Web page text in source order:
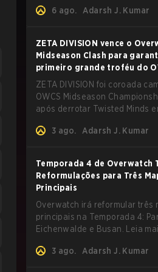
6 ago.
Adarsh J. Kumar
ZETA DIVISION vence o
Midseason Clash para
primeiro grande troféu do
ZETA DIVISION foi coroada
OWCS Midseason
após derrotar Twisted Minds
first-to-four.
3 ago. Adarsh J. Kumar
Temporada 4 de Overwatch
Reformulações para Três
Principais
Overwatch irá reformular três
principais na Temporada 4:
Eichenwalde e Busan. Leia
3 ago.
Adarsh J. Kumar